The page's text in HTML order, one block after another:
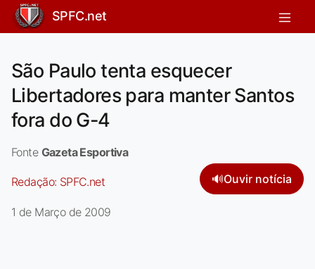
SPFC.net
São Paulo tenta esquecer
Libertadores para manter Santos
fora do G-4
Fonte Gazeta Esportiva
Redação: SPFC.net 🔊Ouvir notícia
1 de Março de 2009